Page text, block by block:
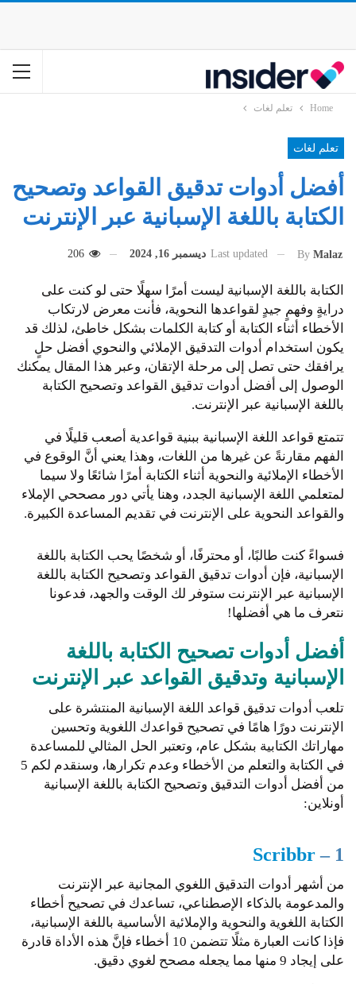
Home تعلم لغات
تعلم لغات
أفضل أدوات تدقيق القواعد وتصحيح
الكتابة باللغة الإسبانية عبر الإنترنت
By Malaz
Last updated ديسمبر 16, 2024
الكتابة باللغة الإسبانية ليست أمرًا سهلًا حتى لو كنت على
درايةٍ وفهمٍ جيدٍ لقواعدها النحوية، فأنت معرض لارتكاب
الأخطاء أثناء الكتابة أو كتابة الكلمات بشكل خاطئ، لذلك قد
يكون استخدام أدوات التدقيق الإملائي والنحوي أفضل حلٍ
يرافقك حتى تصل إلى مرحلة الإتقان، وعبر هذا المقال يمكنك
الوصول إلى أفضل أدوات تدقيق القواعد وتصحيح الكتابة
باللغة الإسبانية عبر الإنترنت.
تتمتع قواعد اللغة الإسبانية ببنية قواعدية أصعب قليلًا في
الفهم مقارنةً عن غيرها من اللغات، وهذا يعني أنَّ الوقوع في
الأخطاء الإملائية والنحوية أثناء الكتابة أمرًا شائعًا ولا سيما
لمتعلمي اللغة الإسبانية الجدد، وهنا يأتي دور مصححي الإملاء
والقواعد النحوية على الإنترنت في تقديم المساعدة الكبيرة.
فسواءً كنت طالبًا، أو محترفًا، أو شخصًا يحب الكتابة باللغة
الإسبانية، فإن أدوات تدقيق القواعد وتصحيح الكتابة باللغة
الإسبانية عبر الإنترنت ستوفر لك الوقت والجهد، فدعونا
نتعرف ما هي أفضلها!
أفضل أدوات تصحيح الكتابة باللغة
الإسبانية وتدقيق القواعد عبر الإنترنت
تلعب أدوات تدقيق قواعد اللغة الإسبانية المنتشرة على
الإنترنت دورًا هامًا في تصحيح قواعدك اللغوية وتحسين
مهاراتك الكتابية بشكل عام، وتعتبر الحل المثالي للمساعدة
في الكتابة والتعلم من الأخطاء وعدم تكرارها، وسنقدم لكم 5
من أفضل أدوات التدقيق وتصحيح الكتابة باللغة الإسبانية
أونلاين:
1 –
Scribbr
من أشهر أدوات التدقيق اللغوي المجانية عبر الإنترنت
والمدعومة بالذكاء الإصطناعي، تساعدك في تصحيح أخطاء
الكتابة اللغوية والنحوية والإملائية الأساسية باللغة الإسبانية،
فإذا كانت العبارة مثلًا تتضمن 10 أخطاء فإنَّ هذه الأداة قادرة
على إيجاد 9 منها مما يجعله مصحح لغوي دقيق.